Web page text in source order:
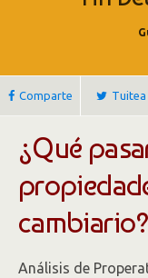
Comparte Tuitea
¿Qué
cambiario?
Análisis de